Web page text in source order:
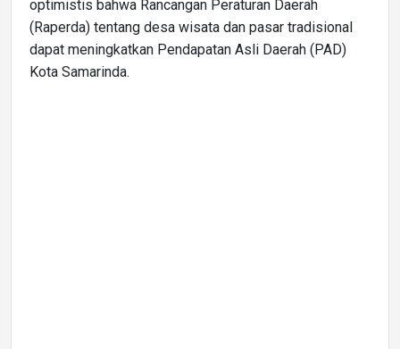
optimistis bahwa Rancangan Peraturan Daerah
(Raperda) tentang desa wisata dan pasar tradisional
dapat meningkatkan Pendapatan Asli Daerah (PAD)
Kota Samarinda.